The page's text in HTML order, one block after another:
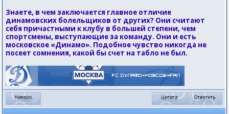
Знаете, в чем заключается главное отличие
динамовских болельщиков от других? Они считают
себя причастными к клубу в большей степени, чем
спортсмены, выступающие за команду. Они и есть
московское «Динамо». Подобное чувство никогда не
посеет сомнения, какой бы счет на табло не был.